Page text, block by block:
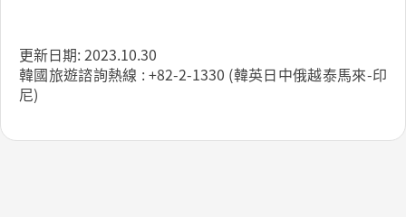
更新日期: 2023.10.30
韓國旅遊諮詢熱線 : +82-2-1330 (韓英日中俄越泰馬來-印
尼)